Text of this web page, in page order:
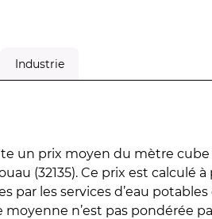
Industrie
un prix moyen du mètre cube
(32135). Ce prix est calculé à
par les services d’eau
moyenne n’est pas pondérée